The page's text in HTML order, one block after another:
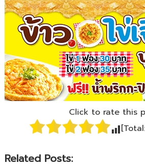
Click to rate this
[Total:
Related Posts: